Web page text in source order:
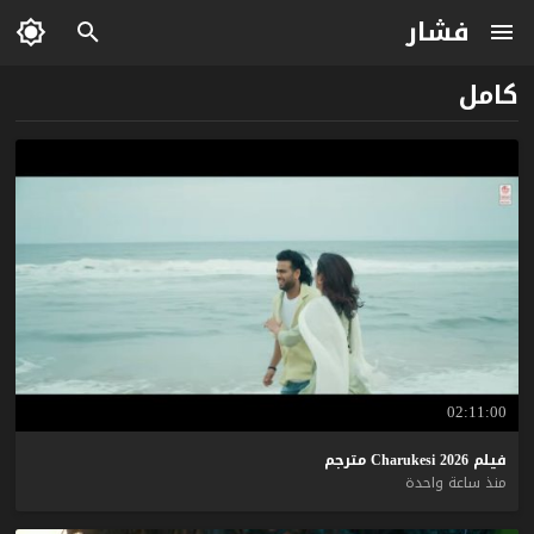
فشار
كامل
02:11:00
فيلم Charukesi 2026
مترجم
منذ ساعة واحدة